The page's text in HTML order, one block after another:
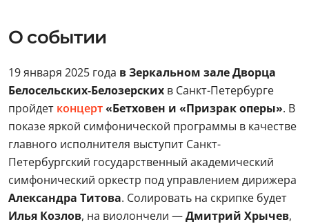
О событии
19 января 2025 года в Зеркальном зале Дворца
Белосельских-Белозерских в Санкт-Петербурге
пройдет концерт«Бетховен и «Призрак оперы». В
показе яркой симфонической программы в качестве
главного исполнителя выступит Санкт-
Петербургский государственный академический
симфонический оркестр под управлением дирижера
Александра Титова. Солировать на скрипке будет
Илья Козлов, на виолончели —Дмитрий Хрычев,